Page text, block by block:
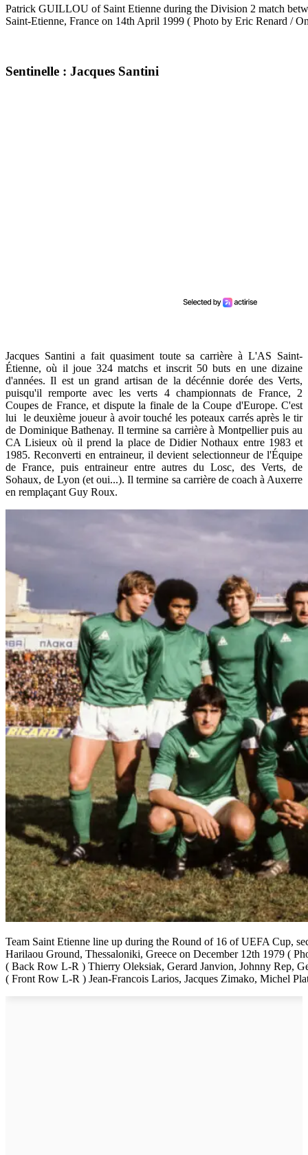
Patrick GUILLOU of Saint Etienne during the Division 2 match
Saint-Etienne, France on 14th April 1999 ( Photo by Eric Renard /
Sentinelle : Jacques Santini
Jacques Santini a fait quasiment toute sa carrière à L'AS Saint-
Étienne, où il joue 324 matchs et inscrit 50 buts en une dizaine
d'années. Il est un grand artisan de la décénnie dorée des Verts,
puisqu'il remporte avec les verts 4 championnats de France, 2
Coupes de France, et dispute la finale de la Coupe d'Europe. C'est
lui le deuxième joueur à avoir touché les poteaux carrés après le tir
de Dominique Bathenay. Il termine sa carrière à Montpellier puis au
CA Lisieux où il prend la place de Didier Nothaux entre 1983 et
1985. Reconverti en entraineur, il devient selectionneur de l'Équipe
de France, puis entraineur entre autres du Losc, des Verts, de
Sohaux, de Lyon (et oui...). Il termine sa carrière de coach à Auxerre
en remplaçant Guy Roux.
Team Saint Etienne line up during the Round of 16 of UEFA Cup,
Harilaou Ground, Thessaloniki, Greece on December 12th 1979 (
( Back Row L-R ) Thierry Oleksiak, Gerard Janvion, Johnny Rep,
( Front Row L-R ) Jean-Francois Larios, Jacques Zimako, Michel